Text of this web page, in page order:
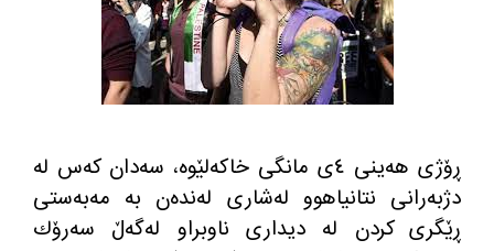
ڕۆژی هه‌ینی ٤ی مانگی خاكه‌لێوه‌، سه‌دان كه‌س له‌
دژبه‌رانی نتانیاهوو له‌شاری له‌نده‌ن به‌ مه‌به‌ستی
ڕێگری كردن له‌ دیداری ناوبراو له‌گه‌ڵ سه‌رۆك